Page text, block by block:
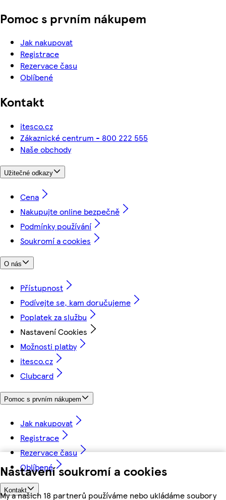
Nastavení soukromí a cookies
My a našich 18 partnerů používáme nebo ukládáme soubory
Pomoc s prvním nákupem
Jak nakupovat
Registrace
Rezervace času
Oblíbené
Kontakt
itesco.cz
Zákaznické centrum - 800 222 555
Naše obchody
Užitečné odkazy
Cena
Nakupujte online bezpečně
Podmínky používání
Soukromí a cookies
O nás
Přístupnost
Podívejte se, kam doručujeme
Poplatek za službu
Nastavení Cookies
Možnosti platby
itesco.cz
Clubcard
Pomoc s prvním nákupem
Jak nakupovat
Registrace
Rezervace času
Oblíbené
Kontakt